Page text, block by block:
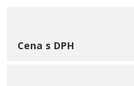
Cena s DPH